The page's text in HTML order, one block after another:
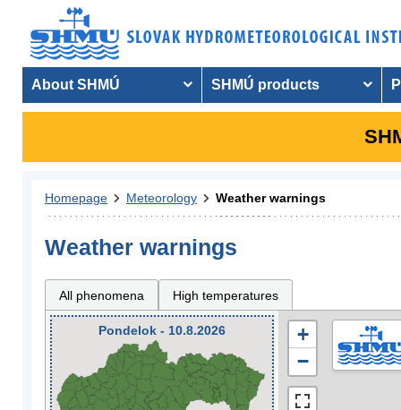
About SHMÚ SHMÚ products
Homepage Meteorology Weather warnings
Weather warnings
All phenomena High temperatures
Pondelok - 10.8.2026
+
−